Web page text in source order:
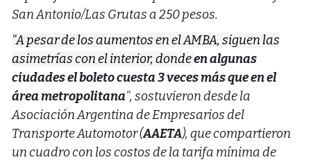
San Antonio/Las Grutas a 250 pesos.
"A pesar de los aumentos en el AMBA, siguen las
asimetrías con el interior, dondeen algunas
ciudades el boleto cuesta 3 veces más que en el
área metropolitana", sostuvieron desde la
Asociación Argentina de Empresarios del
Transporte Automotor (AAETA), que compartieron
un cuadro con los costos de la tarifa mínima de